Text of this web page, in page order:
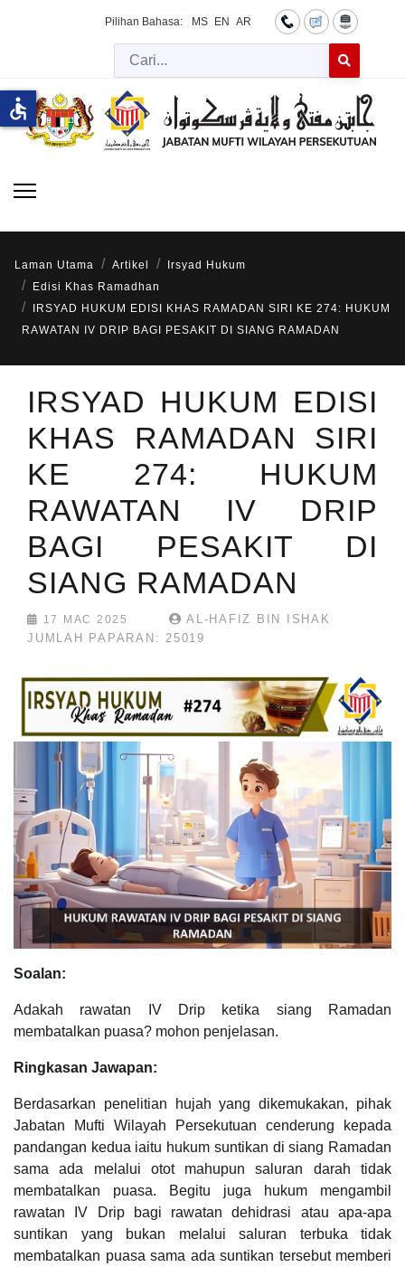
Pilihan Bahasa: MS EN AR
Cari
Laman Utama Artikel
Irsyad Hukum
Edisi Khas Ramadhan
IRSYAD HUKUM EDISI KHAS RAMADAN SIRI KE 274: HUKUM
RAWATAN IV DRIP BAGI PESAKIT DI SIANG RAMADAN
IRSYAD HUKUM EDISI
KHAS RAMADAN SIRI
KE 274: HUKUM
RAWATAN IV DRIP
BAGI PESAKIT DI
SIANG RAMADAN
17 MAC 2025
AL-HAFIZ BIN ISHAK
JUMLAH PAPARAN: 25019
Soalan:
Adakah rawatan IV Drip ketika siang Ramadan
membatalkan puasa? mohon penjelasan.
Ringkasan Jawapan:
Berdasarkan penelitian hujah yang dikemukakan, pihak
Jabatan Mufti Wilayah Persekutuan cenderung kepada
pandangan kedua iaitu hukum suntikan di siang Ramadan
sama ada melalui otot mahupun saluran darah tidak
membatalkan puasa. Begitu juga hukum mengambil
rawatan IV Drip bagi rawatan dehidrasi atau apa-apa
suntikan yang bukan melalui saluran terbuka tidak
membatalkan puasa sama ada suntikan tersebut memberi
accessible